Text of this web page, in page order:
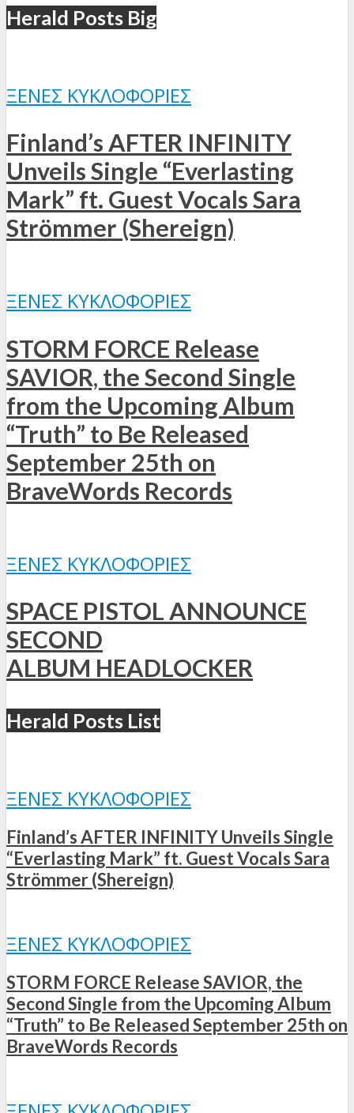
Herald Posts Big
ΞΈΝΕΣ ΚΥΚΛΟΦΟΡΊΕΣ
Finland’s AFTER INFINITY
Unveils Single “Everlasting
Mark” ft. Guest Vocals Sara
Strömmer (Shereign)
ΞΈΝΕΣ ΚΥΚΛΟΦΟΡΊΕΣ
STORM FORCE Release
SAVIOR, the Second Single
from the Upcoming Album
“Truth” to Be Released
September 25th on
BraveWords Records
ΞΈΝΕΣ ΚΥΚΛΟΦΟΡΊΕΣ
SPACE PISTOL ANNOUNCE
SECOND
ALBUM HEADLOCKER
Herald Posts List
ΞΈΝΕΣ ΚΥΚΛΟΦΟΡΊΕΣ
Finland’s AFTER INFINITY Unveils Single
“Everlasting Mark” ft. Guest Vocals Sara
Strömmer (Shereign)
ΞΈΝΕΣ ΚΥΚΛΟΦΟΡΊΕΣ
STORM FORCE Release SAVIOR, the
Second Single from the Upcoming Album
“Truth” to Be Released September 25th on
BraveWords Records